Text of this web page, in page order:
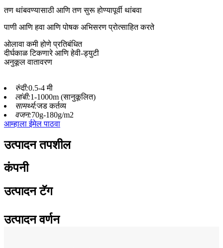
तण थांबवण्यासाठी आणि तण सुरू होण्यापूर्वी थांबवा
पाणी आणि हवा आणि पोषक अभिसरण प्रोत्साहित करते
ओलावा कमी होणे प्रतिबंधित
दीर्घकाळ टिकणारे आणि हेवी-ड्युटी
अनुकूल वातावरण
रुंदी:0.5-4 मी
लांबी:1-1000m (सानुकूलित)
सामर्थ्य:जड कर्तव्य
वजन:70g-180g/m2
आम्हाला ईमेल पाठवा
उत्पादन तपशील
कंपनी
उत्पादन टॅग
उत्पादन वर्णन